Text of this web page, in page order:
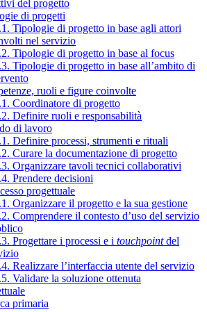
del progetto
di progetti
Tipologie di progetto in base agli attori
nel servizio
Tipologie di progetto in base al focus
Tipologie di progetto in base all’ambito di
ruoli e figure coinvolte
Coordinatore di progetto
Definire ruoli e responsabilità
di lavoro
Definire processi, strumenti e rituali
Curare la documentazione di progetto
Organizzare tavoli tecnici collaborativi
Prendere decisioni
progettuale
Organizzare il progetto e la sua gestione
Comprendere il contesto d’uso del servizio
Progettare i processi e i touchpointdel
Realizzare l’interfaccia utente del servizio
Validare la soluzione ottenuta
primaria